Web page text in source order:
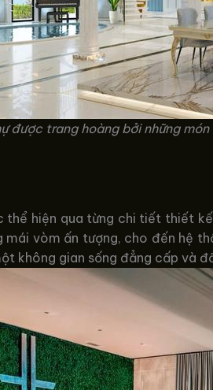
được trang hoàng bởi những
thể hiện qua từng chi tiết thiết
mái vòm ấn tượng, cho đến hệ
không gian sống đẳng cấp và